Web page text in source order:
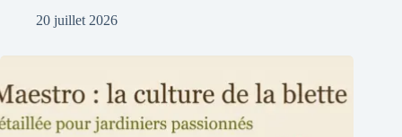
20 juillet 2026